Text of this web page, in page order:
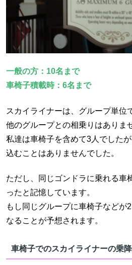
一般の方：10名まで
車椅子積載時：6名まで
スカイライナーは、グループ単位
他のグループとの相乗りはありま
私達は車椅子を含めて3人でした
込むことはありませんでした。
ただし、同じゴンドラに乗れる車
ったと記憶しています。
もし同じグループに車椅子などが
なることが予想されます。
車椅子でのスカイライナーの乗